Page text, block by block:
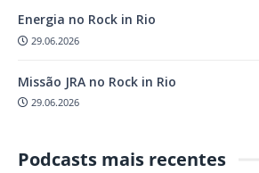
Energia no Rock in Rio
29.06.2026
Missão JRA no Rock in Rio
29.06.2026
Podcasts mais recentes